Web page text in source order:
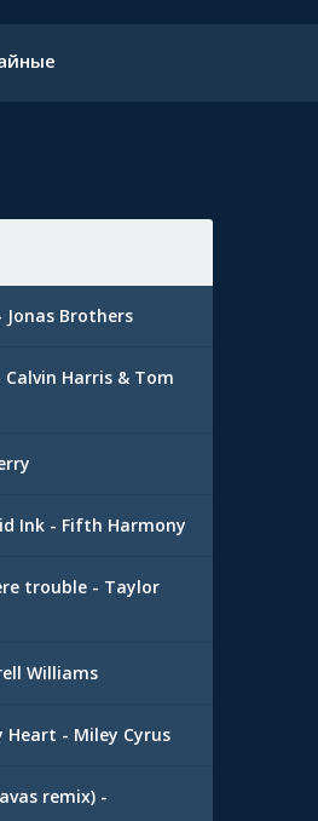
Jonas Brothers
Calvin Harris & Tom
Ink - Fifth Harmony
trouble - Taylor
Williams
Heart - Miley Cyrus
remix) -